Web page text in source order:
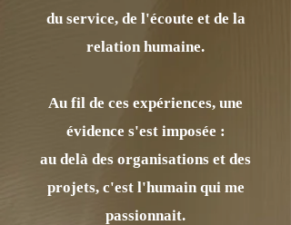
du service, de l'écoute et de la
relation humaine.
Au fil de ces expériences, une
évidence s'est imposée :
au delà des organisations et des
projets, c'est l'humain qui me
passionnait.